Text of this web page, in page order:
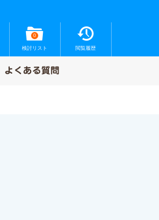
0
検討リスト 閲覧履歴
よくある質問